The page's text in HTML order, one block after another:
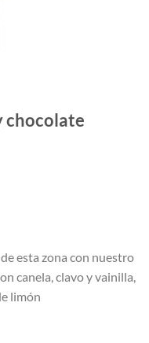
chocolate
esta zona con nuestro
canela, clavo y vainilla,
limón